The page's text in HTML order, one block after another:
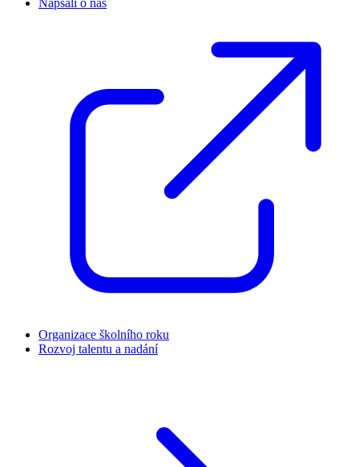
Napsali o nás
Organizace školního roku
Rozvoj talentu a nadání